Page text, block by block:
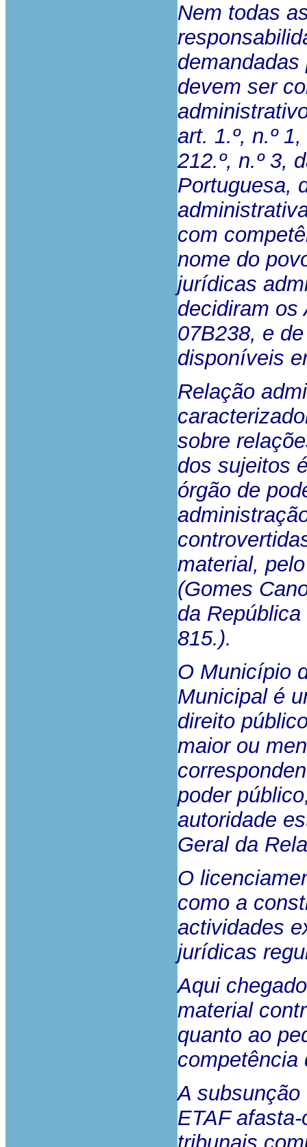
Nem todas
devem ser
art. 1.º, n.º
212.º, n.º 3,
Portuguesa,
com
nome do
jurídicas
decidiram os
07B238, e
disponíveis
Relação
sobre
dos sujeitos
órgão de
material,
(Gomes
da
815.).
O Município
Municipal é
direito
maior ou
poder
autoridade
Geral da
O
como a
actividades
jurídicas
Aqui
material
quanto ao
competência
A
ETAF